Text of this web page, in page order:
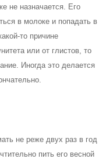
не назначается. Его
в молоке и попадать в
то причине
или от глистов, то
Иногда это делается
не реже двух раз в год
пить его весной